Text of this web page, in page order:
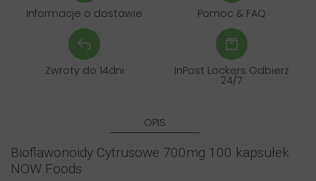
Informacje o dostawie Pomoc & FAQ
Zwroty do 14dni InPost Lockers Odbierz
24/7
OPIS
Bioflawonoidy Cytrusowe 700mg 100 kapsułek
NOW Foods